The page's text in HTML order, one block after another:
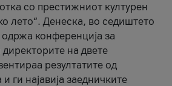
со престижниот културен
лето“. Денеска, во седиштето
одржа конференција за
на двете
резултатите од
ги најавија заедничките